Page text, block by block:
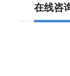
在线咨